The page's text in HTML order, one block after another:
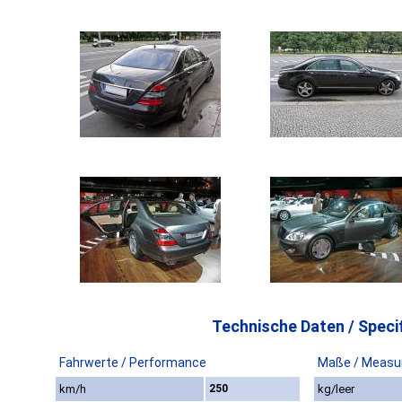
Technische Daten /
Fahrwerte / Performance Maße /
km/h 250 kg/leer